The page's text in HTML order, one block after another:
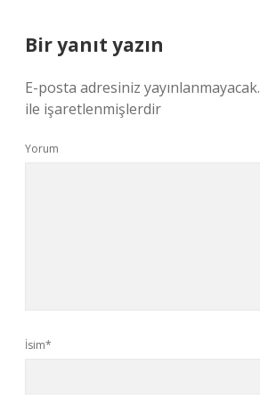
Bir yanıt yazın
E-posta adresiniz yayınlanmayacak.
ile işaretlenmişlerdir
Yorum
İsim*